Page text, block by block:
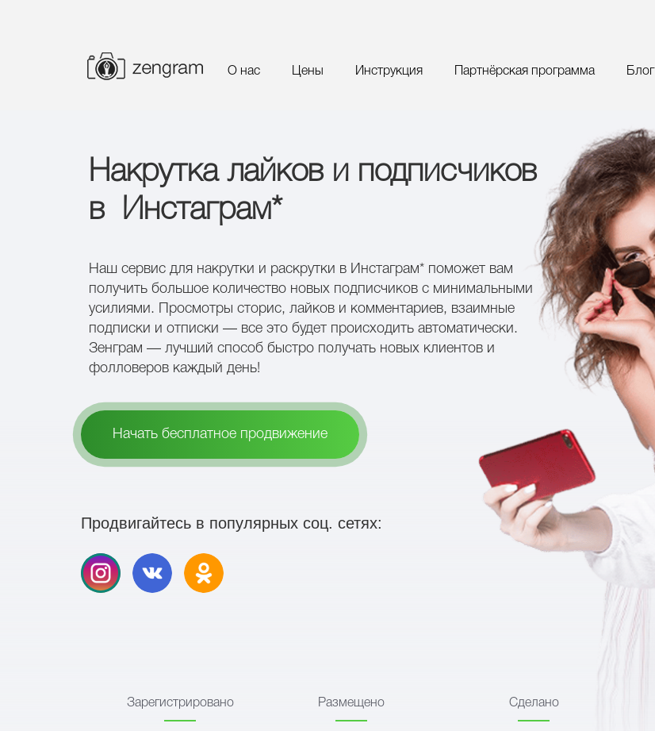
О нас Цены Инструкция Партнёрская программа Блог
Накрутка лайков и подписчиков
в
Инстаграм*
Наш сервис для накрутки и раскрутки в Инстаграм* поможет вам
получить большое количество новых подписчиков с минимальными
усилиями. Просмотры сторис, лайков и комментариев, взаимные
подписки и отписки — все это будет происходить автоматически.
Зенграм — лучший способ быстро получать новых клиентов и
фолловеров каждый день!
Начать бесплатное продвижение
Продвигайтесь в популярных соц. сетях:
Зарегистрировано Размещено Сделано